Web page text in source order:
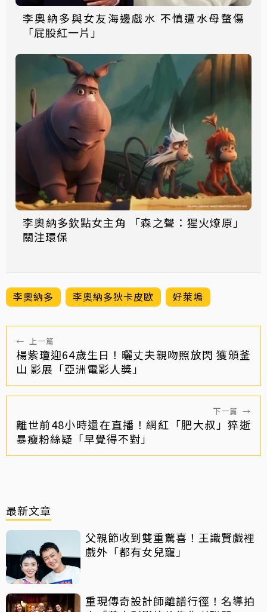
李奧納多與女友海邊戲水 不慎遭水母螫傷
「屁股紅一片」
李奧納多欽點女主角 「森之聲：猩火燎原」
關注環保
李奧納多 李奧納多狄卡皮歐 好萊塢
← 上一篇
楊紫瓊迎64歲生日！曬丈夫親吻照放閃 獲頒釜
山 影展「亞洲電影人獎」
下一篇 →
離世前48小時還在直播！網紅「肥大叔」猝逝
暴瘦粉絲疑「早覺得不對」
最新文章
父親節收到雙重驚喜！王識賢戲裡
戲外「都有女兒寵」
重現傳奇設計師離譜行徑！名導拍